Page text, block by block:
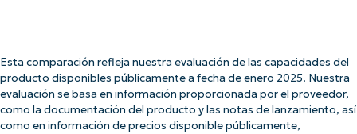
Esta comparación refleja nuestra evaluación de las capacidades del
producto disponibles públicamente a fecha de enero 2025. Nuestra
evaluación se basa en información proporcionada por el proveedor,
como la documentación del producto y las notas de lanzamiento, así
como en información de precios disponible públicamente,